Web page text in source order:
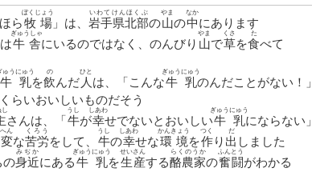
ら牧場
ぼくじょう
」は、 岩手県北部
いわてけんほくぶ
の山
やま
の中
なか
にあります
牛舎
ぎゅうしゃ
にいるのではなく、のんびり 山
やま
で草
くさ
を食
た
べて
牛乳
ゅうにゅう
を飲
の
んだ 人
ひと
は、「こんな牛乳
ぎゅうにゅう
のんだことがない！」
らいおいしいものだそう
さんは、「牛
うし
が幸
しあわ
せでないとおいしい牛乳
ぎゅうにゅう
にならない」
ん
な苦労
くろう
をして、 牛
うし
の幸
しあわ
せな環境
かんきょう
を作
つく
り 出
だ
しました
の身近
みぢか
にある牛乳
ぎゅうにゅう
を生産
せいさん
する酪農家
らくのうか
の奮闘
ふんとう
がわかる